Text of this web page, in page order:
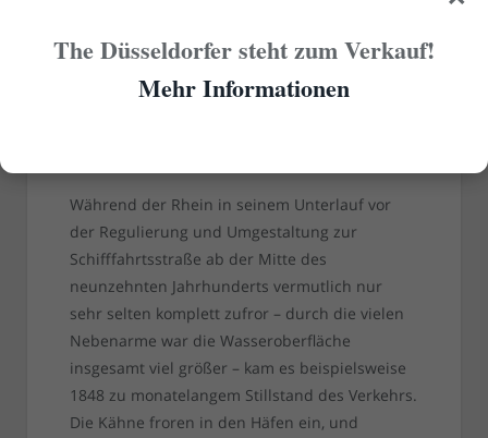
Während der Rhein in seinem Unterlauf vor
der Regulierung und Umgestaltung zur
Schifffahrtsstraße ab der Mitte des
neunzehnten Jahrhunderts vermutlich nur
sehr selten komplett zufror – durch die vielen
Nebenarme war die Wasseroberfläche
insgesamt viel größer – kam es beispielsweise
1848 zu monatelangem Stillstand des Verkehrs.
Die Kähne froren in den Häfen ein, und
The Düsseldorfer steht zum Verkauf!
Mehr Informationen